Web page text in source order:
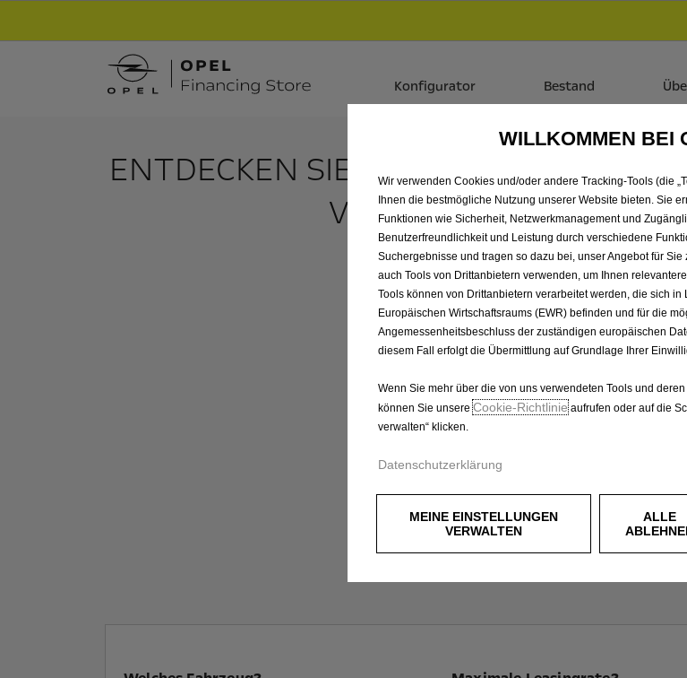
Konfigurator Bestand
ENTDECKEN SIE ALLE ASTRA
VON AUTO PIEROTH
WILLKOMMEN BEI
Wir verwenden Cookies und/oder andere Tracking-Tools (die
Ihnen die bestmögliche Nutzung unserer Website bieten. Sie
Funktionen wie Sicherheit, Netzwerkmanagement und
Benutzerfreundlichkeit und Leistung durch verschiedene
Suchergebnisse und tragen so dazu bei, unser Angebot für
auch Tools von Drittanbietern verwenden, um Ihnen
Tools können von Drittanbietern verarbeitet werden, die sich
Europäischen Wirtschaftsraums (EWR) befinden und für die
Angemessenheitsbeschluss der zuständigen europäischen
diesem Fall erfolgt die Übermittlung auf Grundlage Ihrer
Wenn Sie mehr über die von uns verwendeten Tools und
können Sie unsereCookie‑Richtlinieaufrufen oder auf die
verwalten“ klicken.
Datenschutzerklärung
MEINE EINSTELLUNGEN
VERWALTEN
ALLE